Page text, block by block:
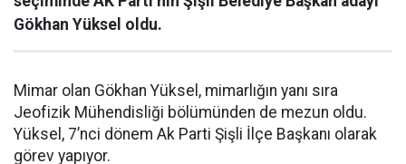
Gökhan Yüksel oldu.
Mimar olan Gökhan Yüksel, mimarlığın yanı sıra
Jeofizik Mühendisliği bölümünden de mezun oldu.
Yüksel, 7’nci dönem Ak Parti Şişli İlçe Başkanı olarak
görev yapıyor.